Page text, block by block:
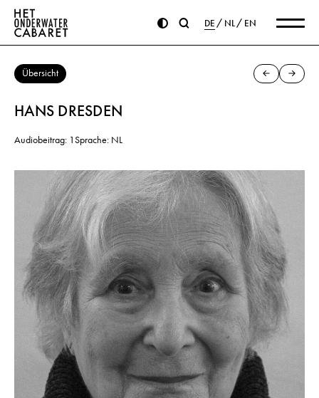
DE NL EN
Übersicht
HANS DRESDEN
Audiobeitrag: 1Sprache: NL